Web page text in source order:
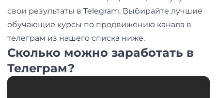
свои результаты в Telegram. Выбирайте лучшие
обучающие курсы по продвижению канала в
телеграм из нашего списка ниже.
Сколько можно заработать в
Телеграм?